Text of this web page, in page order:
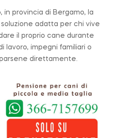
, in provincia di Bergamo, la
adatta per chi vive
il proprio cane durante
lavoro, impegni familiari o
direttamente.